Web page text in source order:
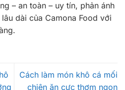
– an toàn – uy tín, phản ánh
dài của Camona Food với
Cách làm món khô cá mối
chiên ăn cực thơm ngon